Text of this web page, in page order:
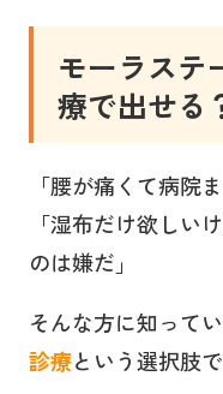
モーラステ
療で出せる
「腰が痛くて病院
「湿布だけ欲しい
のは嫌だ」
そんな方に知って
診療という選択肢で